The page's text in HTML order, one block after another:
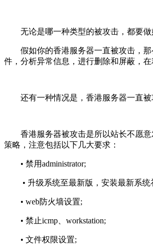
无论是哪一种类型的被攻击，都要做
假如你的香港服务器一直被攻击，
件，分析异常信息，进行删除和屏蔽，
还有一种情况是，香港服务器一直
香港服务器被攻击是所以站长不愿
策略，注意包括以下几大要求：
• 禁用administrator;
• 升级系统至最新版，安装最新系统
• web防火墙设置;
• 禁止icmp、workstation;
• 文件权限设置;